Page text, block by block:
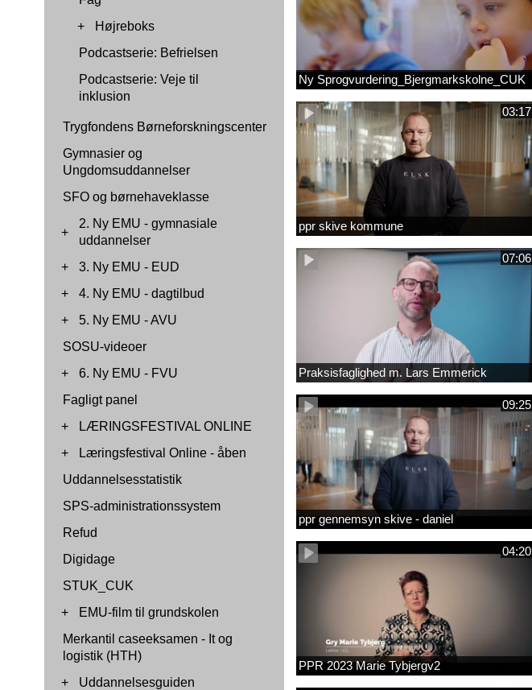
+
Højreboks
Podcastserie: Befrielsen
Podcastserie: Veje til
inklusion
Trygfondens Børneforskningscenter
Gymnasier og
Ungdomsuddannelser
SFO og børnehaveklasse
+
2. Ny EMU - gymnasiale
uddannelser
+
3. Ny EMU - EUD
+
4. Ny EMU - dagtilbud
+
5. Ny EMU - AVU
SOSU-videoer
+
6. Ny EMU - FVU
Fagligt panel
+
LÆRINGSFESTIVAL ONLINE
+
Læringsfestival Online - åben
Uddannelsesstatistik
SPS-administrationssystem
Refud
Digidage
STUK_CUK
+
EMU-film til grundskolen
Merkantil caseeksamen - It og
logistik (HTH)
+
Uddannelsesguiden
Ny Sprogvurdering_Bjergmarkskolne_CUK
03:17
ppr skive kommune
07:06
Praksisfaglighed m. Lars Emmerick
09:25
ppr gennemsyn skive - daniel
04:20
PPR 2023 Marie Tybjergv2